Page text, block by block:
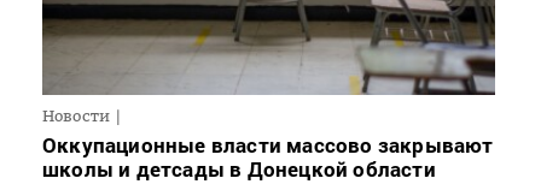
Новости
Оккупационные власти массово закрывают
школы и детсады в Донецкой области